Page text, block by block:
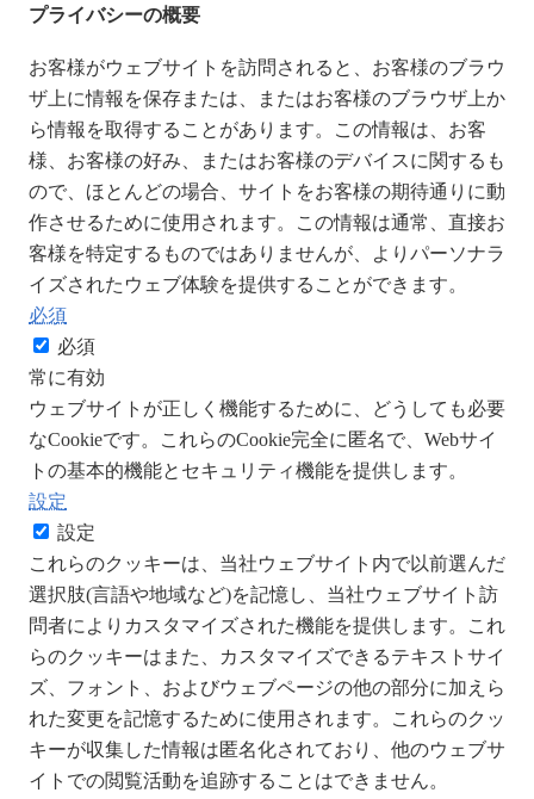
プライバシーの概要
お客様がウェブサイトを訪問されると、お客様のブラウ
ザ上に情報を保存または、またはお客様のブラウザ上か
ら情報を取得することがあります。この情報は、お客
様、お客様の好み、またはお客様のデバイスに関するも
ので、ほとんどの場合、サイトをお客様の期待通りに動
作させるために使用されます。この情報は通常、直接お
客様を特定するものではありませんが、よりパーソナラ
イズされたウェブ体験を提供することができます。
必須
必須
常に有効
ウェブサイトが正しく機能するために、どうしても必要
なCookieです。これらのCookie完全に匿名で、Webサイ
トの基本的機能とセキュリティ機能を提供します。
設定
設定
これらのクッキーは、当社ウェブサイト内で以前選んだ
選択肢(言語や地域など)を記憶し、当社ウェブサイト訪
問者によりカスタマイズされた機能を提供します。これ
らのクッキーはまた、カスタマイズできるテキストサイ
ズ、フォント、およびウェブページの他の部分に加えら
れた変更を記憶するために使用されます。これらのクッ
キーが収集した情報は匿名化されており、他のウェブサ
イトでの閲覧活動を追跡することはできません。